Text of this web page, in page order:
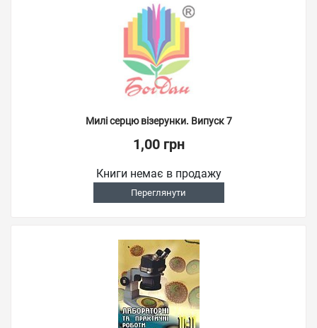
Милі серцю візерунки. Випуск 7
1,00 грн
Книги немає в продажу
Переглянути